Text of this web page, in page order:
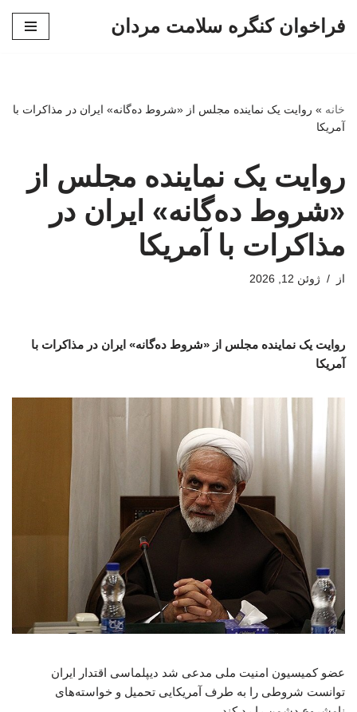
فراخوان کنگره سلامت مردان
خانه » روایت یک نماینده مجلس از «شروط ده‌گانه» ایران در مذاکرات با
آمریکا
روایت یک نماینده مجلس از
«شروط ده‌گانه» ایران در
مذاکرات با آمریکا
از ژوئن 12, 2026
روایت یک نماینده مجلس از «شروط ده‌گانه» ایران در مذاکرات با
آمریکا
عضو کمیسیون امنیت ملی مدعی شد دیپلماسی اقتدار ایران
توانست شروطی را به طرف آمریکایی تحمیل و خواسته‌های